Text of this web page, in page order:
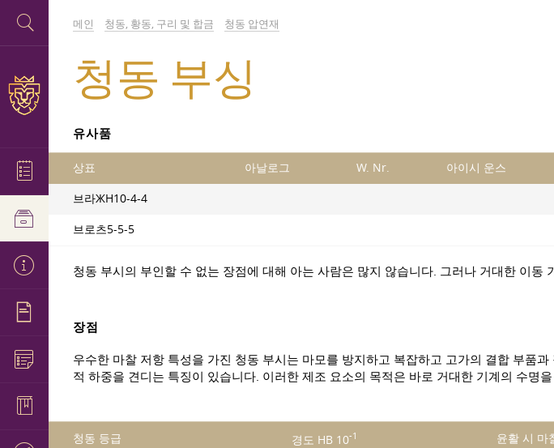
메인 청동, 황동, 구리 및 합금 청동 압연재
청동 부싱
유사품
상표 아날로그 W. Nr. 아이시 운스
브라ЖН10-4-4
브로츠5-5-5
청동 부시의 부인할 수 없는 장점에 대해 아는 사람은 많지 않습니다. 그러나 거대한 이동
장점
우수한 마찰 저항 특성을 가진 청동 부시는 마모를 방지하고 복잡하고 고가의 결합 부품
적 하중을 견디는 특징이 있습니다. 이러한 제조 요소의 목적은 바로 거대한 기계의 수명
청동 등급 경도 НВ 10-1 윤활 시 마